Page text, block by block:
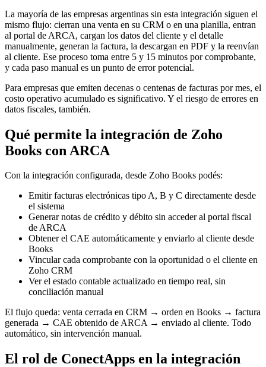
La mayoría de las empresas argentinas sin esta integración siguen el
mismo flujo: cierran una venta en su CRM o en una planilla, entran
al portal de ARCA, cargan los datos del cliente y el detalle
manualmente, generan la factura, la descargan en PDF y la reenvían
al cliente. Ese proceso toma entre 5 y 15 minutos por comprobante,
y cada paso manual es un punto de error potencial.
Para empresas que emiten decenas o centenas de facturas por mes, el
costo operativo acumulado es significativo. Y el riesgo de errores en
datos fiscales, también.
Qué permite la integración de Zoho
Books con ARCA
Con la integración configurada, desde Zoho Books podés:
Emitir facturas electrónicas tipo A, B y C directamente desde
el sistema
Generar notas de crédito y débito sin acceder al portal fiscal
de ARCA
Obtener el CAE automáticamente y enviarlo al cliente desde
Books
Vincular cada comprobante con la oportunidad o el cliente en
Zoho CRM
Ver el estado contable actualizado en tiempo real, sin
conciliación manual
El flujo queda: venta cerrada en CRM → orden en Books → factura
generada → CAE obtenido de ARCA → enviado al cliente. Todo
automático, sin intervención manual.
El rol de ConectApps en la integración